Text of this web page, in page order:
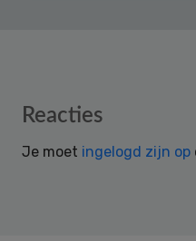
Reader
Reacties
Je moet ingelogd zijn op